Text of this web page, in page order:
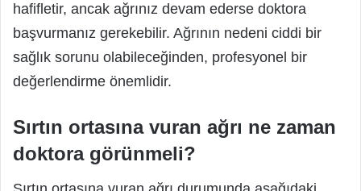
hafifletir, ancak ağrınız devam ederse doktora
başvurmanız gerekebilir. Ağrının nedeni ciddi bir
sağlık sorunu olabileceğinden, profesyonel bir
değerlendirme önemlidir.
Sırtın ortasına vuran ağrı ne zaman
doktora görünmeli?